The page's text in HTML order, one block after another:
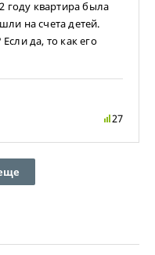
году квартира была
на счета детей.
да, то как его
27